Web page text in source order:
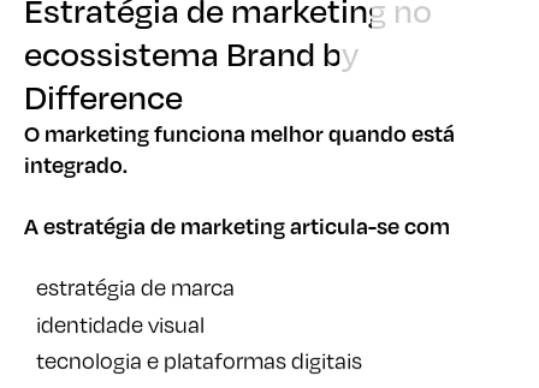
ecossistema Brand by
ecossistema Brand by
Difference
Difference
O marketing funciona melhor quando está
integrado.
identidade visual
tecnologia e plataformas digitais
inteligência artificial e automação